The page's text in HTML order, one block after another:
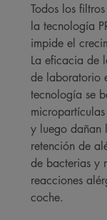
Todos los
la tecnología
impide el
La eficacia de
de laboratorio
tecnología se
y luego dañan
retención de
de bacterias y
reacciones
coche.